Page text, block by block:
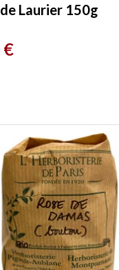
Laurier 150g
€